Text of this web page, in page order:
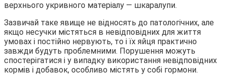
верхнього укривного матеріалу — шкаралупи.
Зазвичай таке явище не відносять до патологічних, але
якщо несучки містяться в невідповідних для життя
умовах і постійно нервують, то і їх яйця практично
завжди будуть проблемними. Порушення можуть
спостерігатися і у випадку використання невідповідних
кормів і добавок, особливо містять у собі гормони.